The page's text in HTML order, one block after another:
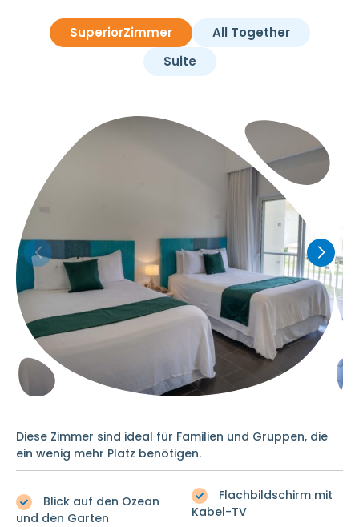
SuperiorZimmer
All Together
Suite
Diese Zimmer sind ideal für Familien und Gruppen, die
ein wenig mehr Platz benötigen.
Blick auf den Ozean
und den Garten
Flachbildschirm mit
Kabel-TV